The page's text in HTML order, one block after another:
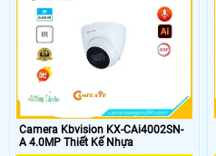
Camera Kbvision KX-CAi4002SN-
A 4.0MP Thiết Kế Nhựa